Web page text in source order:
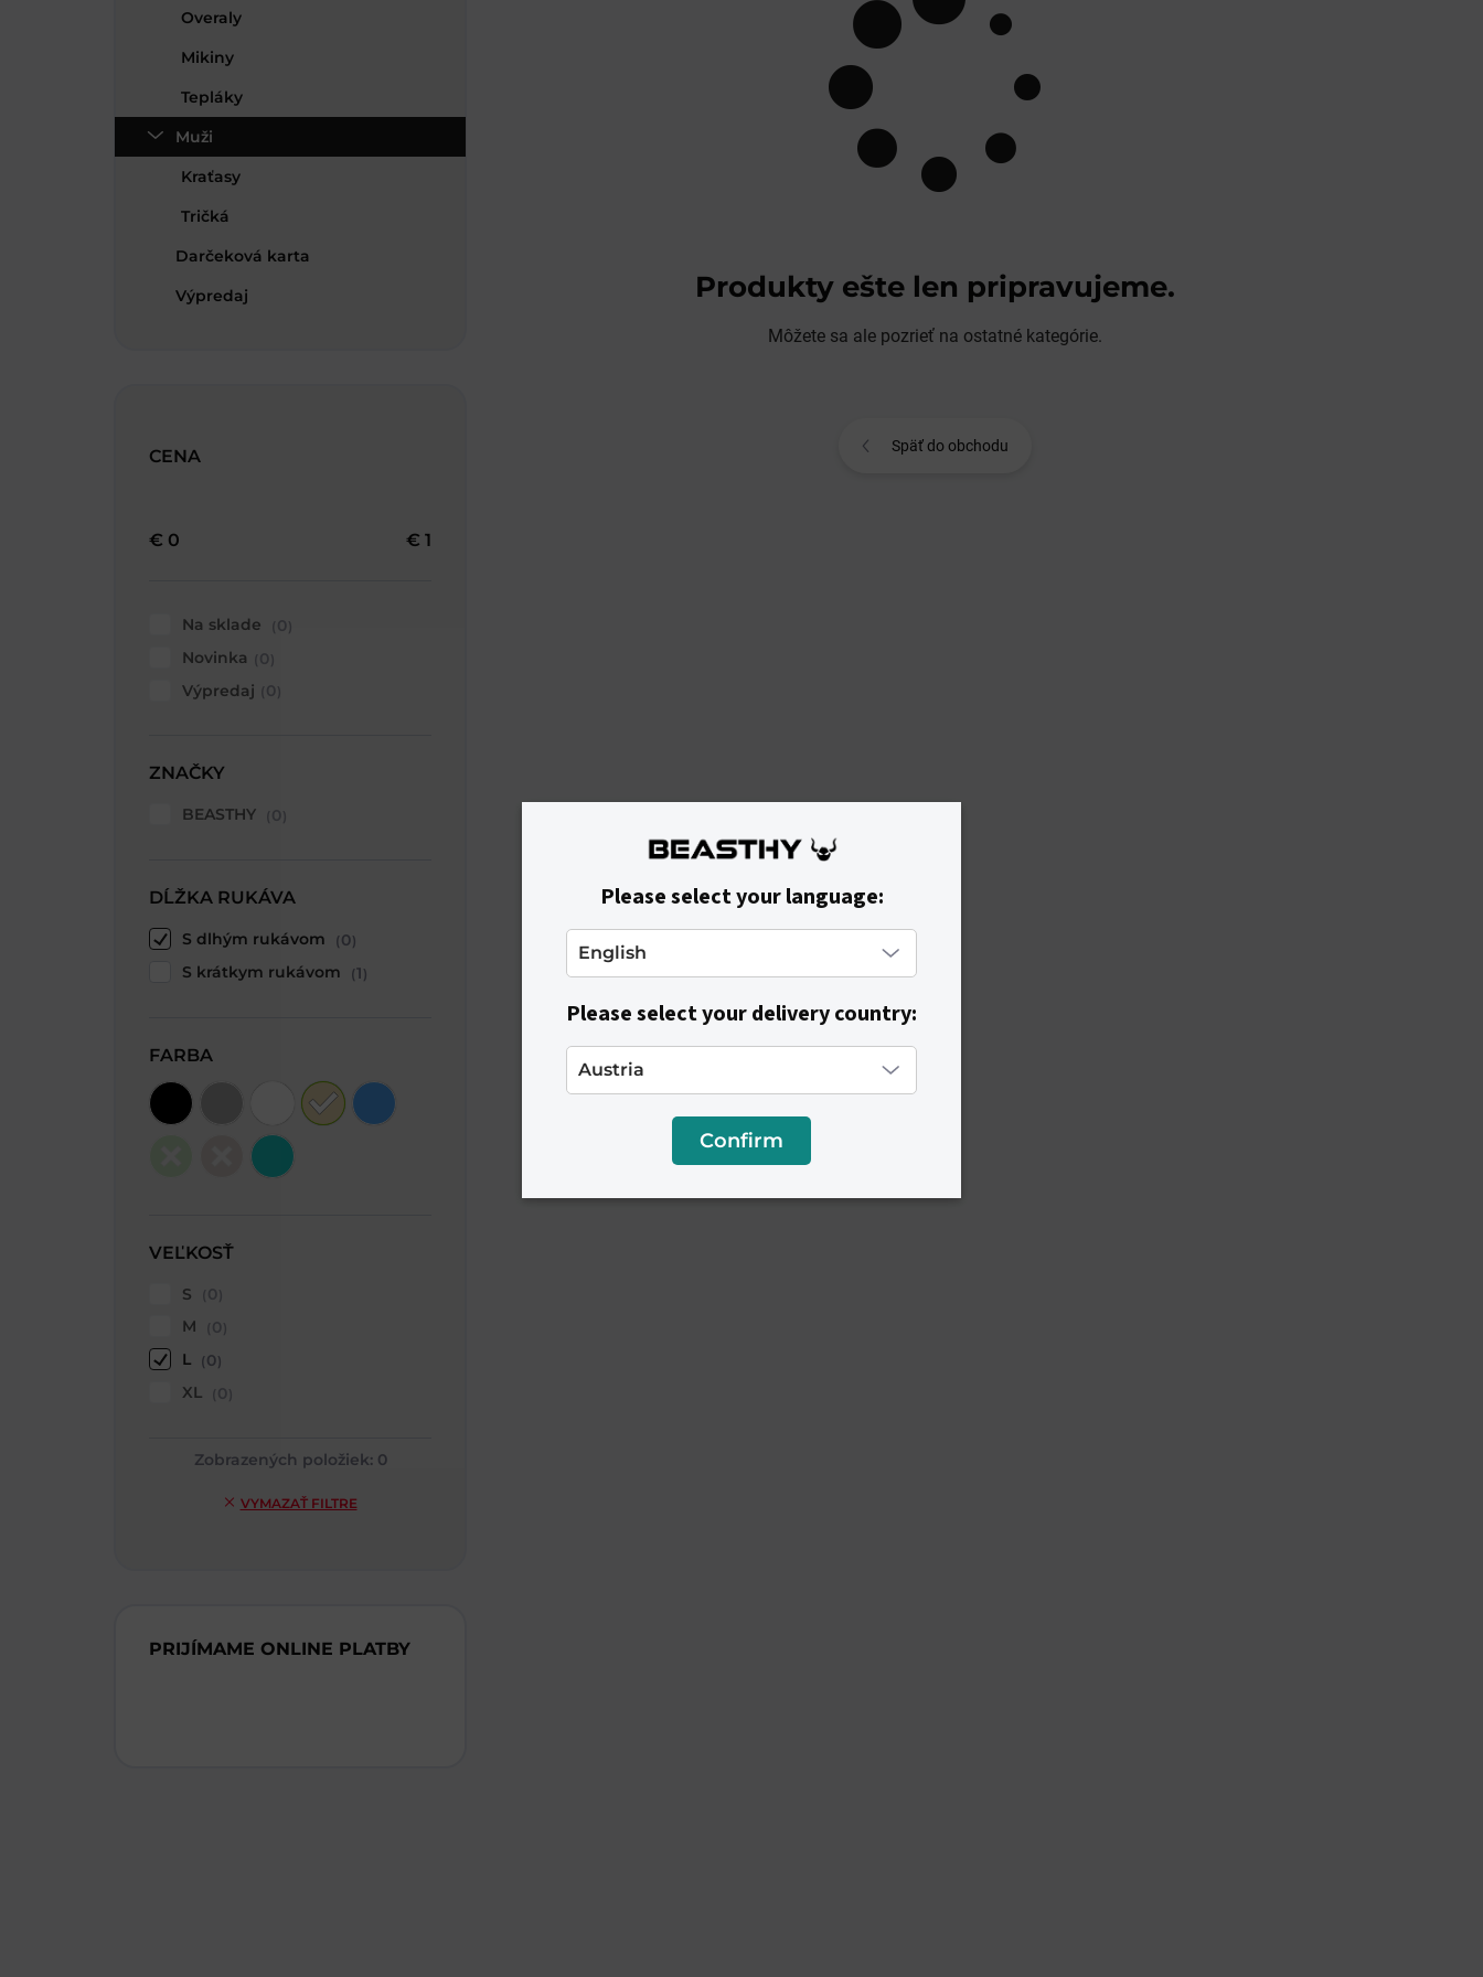
Overaly
Mikiny
Tepláky
Muži
Kraťasy
Tričká
Darčeková karta
Výpredaj
CENA
€ 0 € 1
Na sklade
0
Novinka
0
Výpredaj
0
ZNAČKY
BEASTHY 0
DĹŽKA RUKÁVA
S dlhým rukávom
0
S krátkym rukávom
1
FARBA
VEĽKOSŤ
S
0
M
0
L
0
XL
0
VYMAZAŤ FILTRE
Zobrazených položiek: 0
PRIJÍMAME ONLINE PLATBY
Produkty ešte len pripravujeme.
Môžete sa ale pozrieť na ostatné kategórie.
Späť do obchodu
Please select your language:
Please select your delivery country:
Confirm